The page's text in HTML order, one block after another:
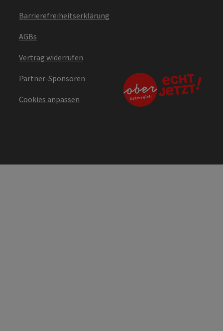
Barrierefreiheitserklärung
AGBs
Vertrag widerrufen
Partner-Sponsoren
Cookies anpassen